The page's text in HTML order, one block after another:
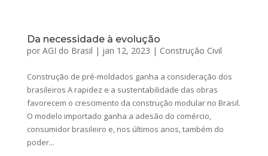
Da necessidade à evolução
por AGI do Brasil | jan 12, 2023 | Construção Civil
Construção de pré-moldados ganha a consideração dos
brasileiros A rapidez e a sustentabilidade das obras
favorecem o crescimento da construção modular no Brasil.
O modelo importado ganha a adesão do comércio,
consumidor brasileiro e, nos últimos anos, também do
poder...